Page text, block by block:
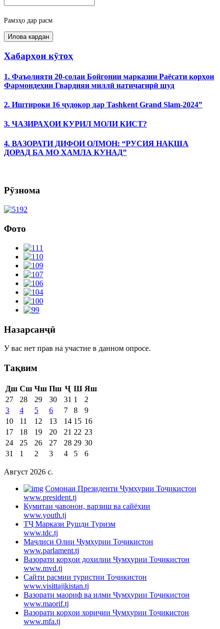
Рамзҳо дар расм
Хабарҳои кӯтоҳ
1. Фаъолияти 20-солаи Бойгонии марказии Раёсати корҳои
Фармондеҳии Гвардияи миллӣ натиҷагирӣ шуд
2. Иштироки 16 ҷудокор дар Tashkent Grand Slam-2024”
3. ҶАЗИРАҲОИ КУРИЛ МОЛИ КИСТ?
4. ВАЗОРАТИ ДИФОИ ОЛМОН: “РУСИЯ НАҚША
ДОРАД БА МО ҲАМЛА КУНАД”
Рӯзнома
Фото
Назарсанҷӣ
У вас нет прав на участие в данном опросе.
Тақвим
Дш Сш Чш Пш Ҷ Ш Яш
27
28 29 30 31 1
2
3
4 5 6 7 8
9
10
11 12 13 14 15 16
17
18 19 20 21 22 23
24
25 26 27 28 29 30
31
1 2 3 4 5 6
Август 2026 c.
Cомонаи Президенти Ҷумҳурии Тоҷикистон
www.president.tj
Кумитаи ҷавонон, варзиш ва сайёҳии
www.youth.tj
ТҶ Маркази Рушди Туризм
www.tdc.tj
Маҷлиси Олии Ҷумҳурии Тоҷикистон
www.parlament.tj
Вазорати корҳои дохилии Ҷумҳурии Тоҷикистон
www.mvd.tj
Сайти расмии туристии Тоҷикистон
www.visittajikistan.tj
Вазорати маориф ва илми Ҷумҳурии Тоҷикистон
www.maorif.tj
Вазорати корҳои хориҷии Ҷумҳурии Тоҷикистон
www.mfa.tj